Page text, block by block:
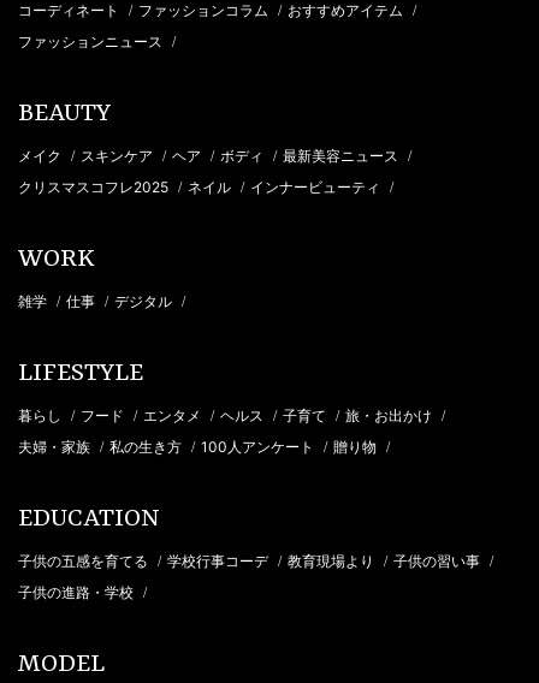
コーディネート / ファッションコラム / おすすめアイテム /
ファッションニュース /
BEAUTY
メイク / スキンケア / ヘア / ボディ / 最新美容ニュース /
クリスマスコフレ2025 / ネイル / インナービューティ /
WORK
雑学 / 仕事 / デジタル /
LIFESTYLE
暮らし / フード / エンタメ / ヘルス / 子育て / 旅・お出かけ /
夫婦・家族 / 私の生き方 / 100人アンケート / 贈り物 /
EDUCATION
子供の五感を育てる / 学校行事コーデ / 教育現場より / 子供の習い事 /
子供の進路・学校 /
MODEL